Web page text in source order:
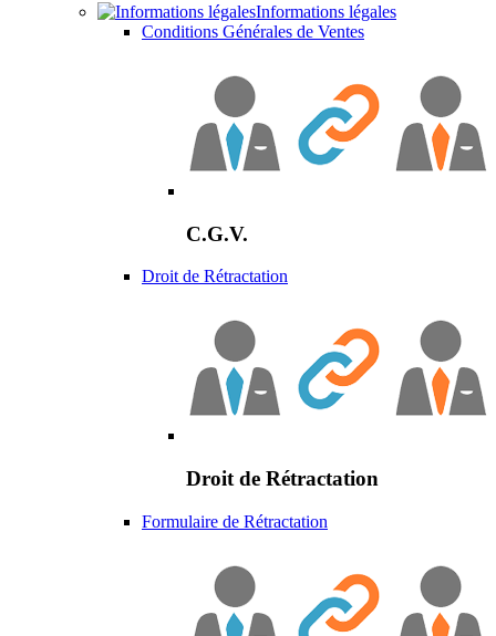
Informations légales
Conditions Générales de Ventes
C.G.V.
Droit de Rétractation
Droit de Rétractation
Formulaire de Rétractation